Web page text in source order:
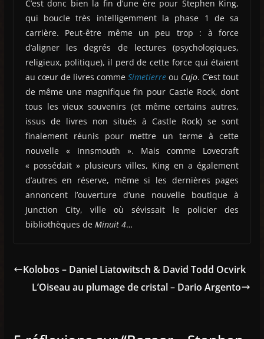
C’est donc bien la fin d’une ère pour Stephen King,
qui boucle très intelligemment la phase 1 de sa
carrière. Peut-être même un peu trop : à force
d’aligner les degrés de lectures (psychologiques,
religieux, politique), il perd de cette force qui étaient
au cœur de livres commeSimetierre ou Cujo. C’est tout
de même une magnifique fin pour Castle Rock, dont
tous les vieux souvenirs (et même certains autres,
issus de livres non situés à Castle Rock) se sont
finalement réunis pour mettre un terme à cette
nouvelle « Innsmouth ». Mais comme Lovecraft
« possédait » plusieurs villes, King en a également
d’autres en réserve, même si les dernières pages
annoncent l’ouverture d’une nouvelle boutique à
Junction City, ville où sévissait le policier des
bibliothèques de Minuit 4…
Kolobos – Daniel Liatowitsch & David Todd Ocvirk
L’Oiseau au plumage de cristal – Dario Argento